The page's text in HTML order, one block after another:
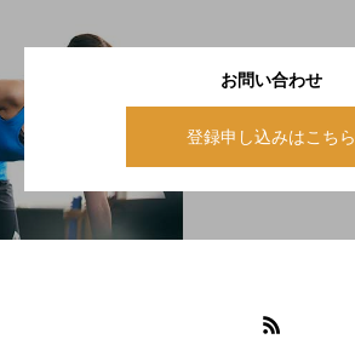
お問い合わせ
登録申し込みはこちら